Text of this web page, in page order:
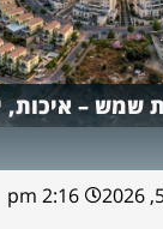
שמש – איכות,
2:16 pm